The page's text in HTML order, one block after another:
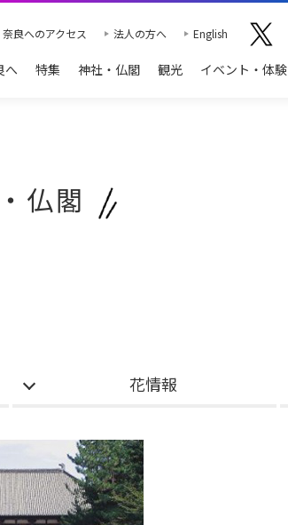
奈良へのアクセス 法人の方へ English
へ 特集 神社・仏閣 観光 イベント・体験
仏閣
花情報